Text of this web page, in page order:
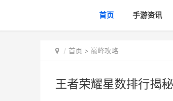
首页 手游资讯
首页 > 巅峰攻略
王者荣耀星数排行揭